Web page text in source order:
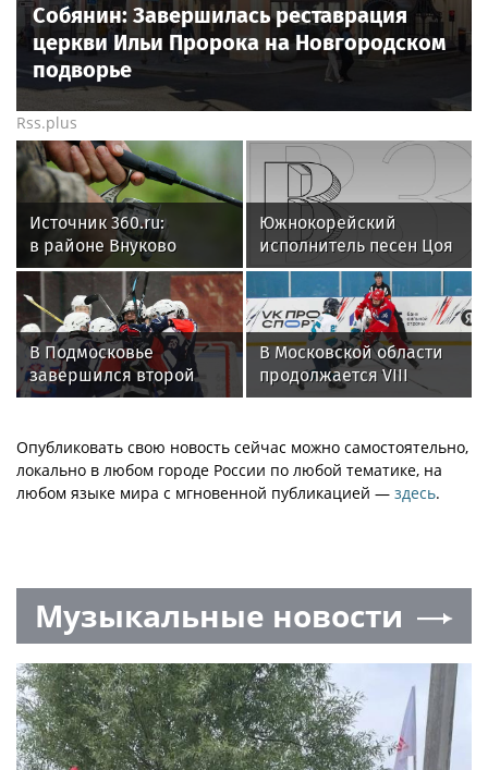
Собянин: Завершилась реставрация
церкви Ильи Пророка на Новгородском
подворье
Rss.plus
Источник 360.ru:
в районе Внуково
рыбак поймал
на крючок затонувший
автомобиль
Южнокорейский
исполнитель песен Цоя
Сон Вон Соп захотел
провести отпуск в
России
В Подмосковье
завершился второй
игровой день Кубка
В Московской области
продолжается VIII
Кубок Александра
Опубликовать свою новость сейчас можно самостоятельно,
локально в любом городе России по любой тематике, на
любом языке мира с мгновенной публикацией — здесь.
Музыкальные новости